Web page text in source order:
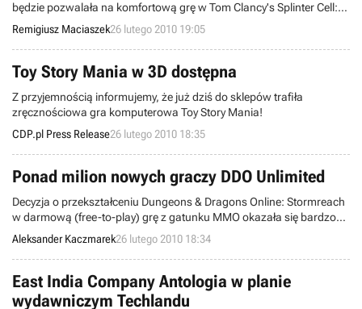
będzie pozwalała na komfortową grę w Tom Clancy's Splinter Cell:
Conviction. Nie są to informacje oficjalnie potwierdzone, ale
pozwalają już wyrobić sobie pewien pogląd na temat wymagań
najnowszej odsłony przygód Sama Fishera.
Remigiusz Maciaszek26 lutego 2010 19:05
Toy Story Mania w 3D dostępna
Z przyjemnością informujemy, że już dziś do sklepów trafiła
zręcznościowa gra komputerowa Toy Story Mania!
CDP.pl Press Release26 lutego 2010 18:35
Ponad milion nowych graczy DDO Unlimited
Decyzja o przekształceniu Dungeons & Dragons Online: Stormreach
w darmową (free-to-play) grę z gatunku MMO okazała się bardzo
opłacalna dla jej twórców. Firma Turbine poinformowała, że od
momentu startu DDO Unlimited we wrześniu ubiegłego roku, grą
zainteresowało się ponad milion nowych graczy.
Aleksander Kaczmarek26 lutego 2010 18:34
East India Company Antologia w planie
wydawniczym Techlandu